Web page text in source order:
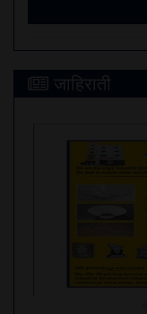
जाहिराती